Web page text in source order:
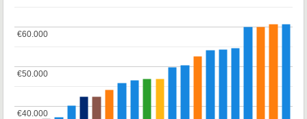
€40.000
€40.000
€50.000
€50.000
€60.000
€60.000